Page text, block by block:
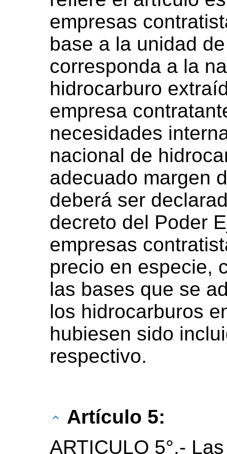
empresas
base a la unidad
corresponda a la
hidrocarburo
empresa
necesidades
nacional de
adecuado margen
deberá ser
decreto del Poder
empresas
precio en especie,
las bases que se
los hidrocarburos
hubiesen sido
respectivo.
Artículo 5:
ARTICULO 5°.-